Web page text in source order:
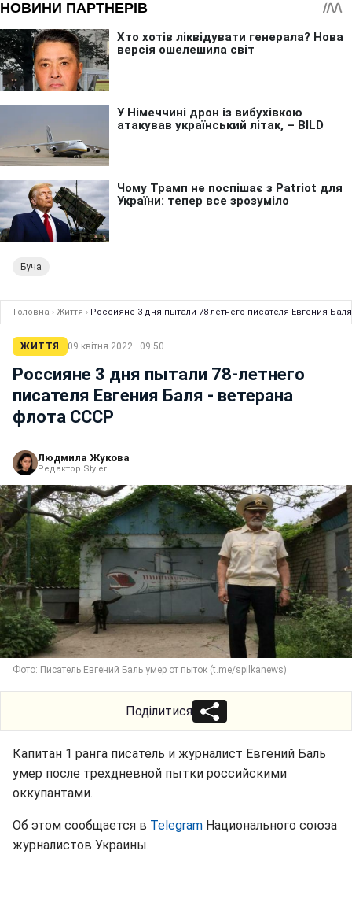
Буча
Головна › Життя › Россияне 3 дня пытали 78-летнего писателя Евгения
ЖИТТЯ 09 квітня 2022 · 09:50
Россияне 3 дня пытали 78-летнего
писателя Евгения Баля - ветерана
флота СССР
Людмила Жукова
Редактор Styler
Фото: Писатель Евгений Баль умер от пыток (t.me/spilkanews)
Поділитися
Капитан 1 ранга писатель и журналист Евгений Баль
умер после трехдневной пытки российскими
оккупантами.
Об этом сообщается в Telegram Национального союза
журналистов Украины.